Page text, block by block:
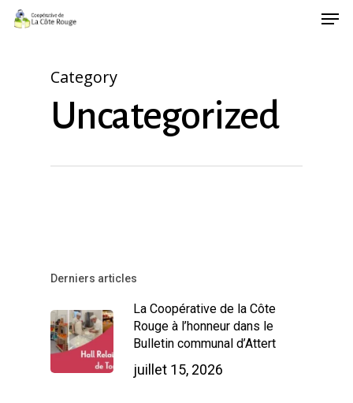
Skip
Category
Uncategorized
Derniers articles
La Coopérative de la Côte
Rouge à l’honneur dans le
Bulletin communal d’Attert
juillet 15, 2026